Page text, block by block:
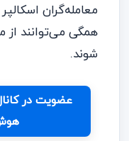
معامله‌گران
شوند.
عضویت در